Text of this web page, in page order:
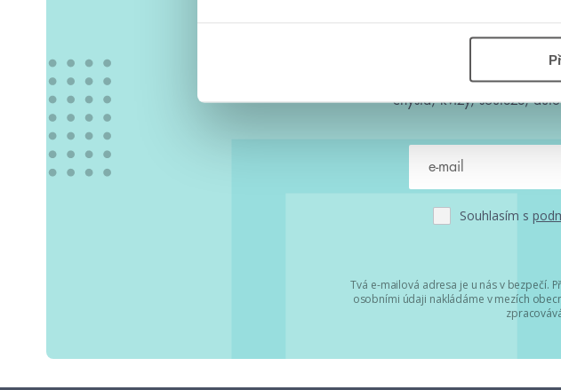
Vše kolem #youngadult
chystá, kvízy, soutěže,
Souhlasím s
Tvá e-mailová adresa je u nás v bezpečí.
osobními údaji nakládáme v mezích